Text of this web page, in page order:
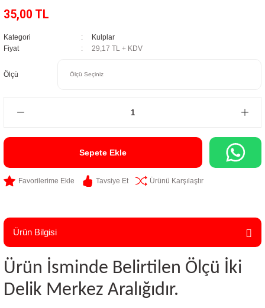
35,00 TL
Kategori
Kulplar
Fiyat
29,17 TL + KDV
Ölçü
Sepete Ekle
Tavsiye Et Ürünü Karşılaştır
Ürün Bilgisi
Ürün İsminde Belirtilen Ölçü İki
Delik Merkez Aralığıdır.